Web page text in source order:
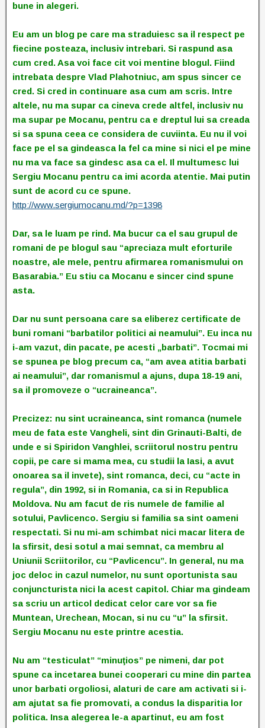
bune in alegeri.
Eu am un blog pe care ma straduiesc sa il respect pe
fiecine posteaza, inclusiv intrebari. Si raspund asa
cum cred. Asa voi face cit voi mentine blogul. Fiind
intrebata despre Vlad Plahotniuc, am spus sincer ce
cred. Si cred in continuare asa cum am scris. Intre
altele, nu ma supar ca cineva crede altfel, inclusiv nu
ma supar pe Mocanu, pentru ca e dreptul lui sa creada
si sa spuna ceea ce considera de cuviinta. Eu nu il voi
face pe el sa gindeasca la fel ca mine si nici el pe mine
nu ma va face sa gindesc asa ca el. Il multumesc lui
Sergiu Mocanu pentru ca imi acorda atentie. Mai putin
sunt de acord cu ce spune.
http://www.sergiumocanu.md/?p=1398
Dar, sa le luam pe rind. Ma bucur ca el sau grupul de
romani de pe blogul sau “apreciaza mult eforturile
noastre, ale mele, pentru afirmarea romanismului оn
Basarabia.” Eu stiu ca Mocanu e sincer cind spune
asta.
Dar nu sunt persoana care sa eliberez certificate de
buni romani “barbatilor politici ai neamului”. Eu inca nu
i-am vazut, din pacate, pe acesti „barbati”. Tocmai mi
se spunea pe blog precum ca, “am avea atitia barbati
ai neamului”, dar romanismul a ajuns, dupa 18-19 ani,
sa il promoveze o “ucraineanca”.
Precizez: nu sint ucraineanca, sint romanca (numele
meu de fata este Vangheli, sint din Grinauti-Balti, de
unde e si Spiridon Vanghlei, scriitorul nostru pentru
copii, pe care si mama mea, cu studii la Iasi, a avut
onoarea sa il invete), sint romanca, deci, cu “acte in
regula”, din 1992, si in Romania, ca si in Republica
Moldova. Nu am facut de ris numele de familie al
sotului, Pavlicenco. Sergiu si familia sa sint oameni
respectati. Si nu mi-am schimbat nici macar litera de
la sfirsit, desi sotul a mai semnat, ca membru al
Uniunii Scriitorilor, cu “Pavlicencu”. In general, nu ma
joc deloc in cazul numelor, nu sunt oportunista sau
conjuncturista nici la acest capitol. Chiar ma gindeam
sa scriu un articol dedicat celor care vor sa fie
Muntean, Urechean, Mocan, si nu cu “u” la sfirsit.
Sergiu Mocanu nu este printre acestia.
Nu am “testiculat” “minuţios” pe nimeni, dar pot
spune ca incetarea bunei cooperari cu mine din partea
unor barbati orgoliosi, alaturi de care am activati si i-
am ajutat sa fie promovati, a condus la disparitia lor
politica. Insa alegerea le-a apartinut, eu am fost